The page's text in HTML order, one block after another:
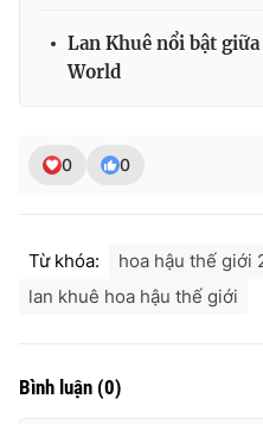
® Cấm sao chép dưới mọi
Lan Khuê nổi bật
World
0 0
Từ khóa: hoa hậu thế giới
lan khuê hoa hậu thế giới
Bình luận (0)